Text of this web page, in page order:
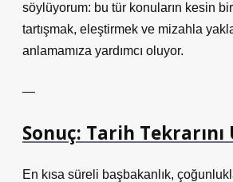
söylüyorum: bu tür konuların kesin bir
tartışmak, eleştirmek ve mizahla
anlamamıza yardımcı oluyor.
—
Sonuç: Tarih
En kısa süreli başbakanlık,